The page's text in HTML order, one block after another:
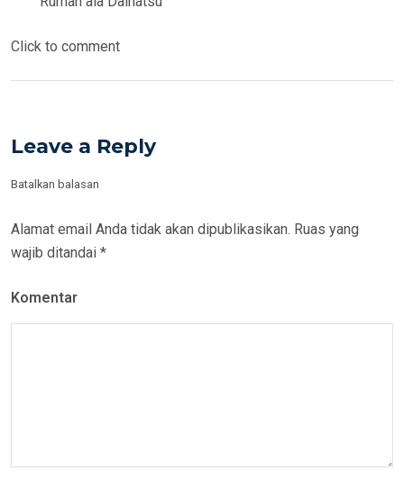
Click to comment
Leave a Reply
Batalkan balasan
Alamat email Anda tidak akan dipublikasikan. Ruas yang
wajib ditandai *
Komentar